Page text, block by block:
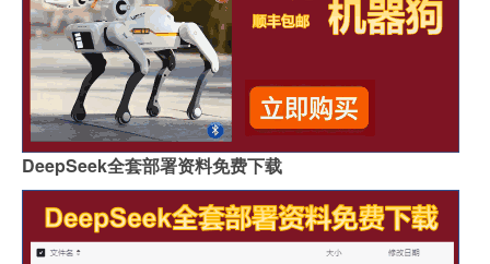
DeepSeek全套部署资料免费下载